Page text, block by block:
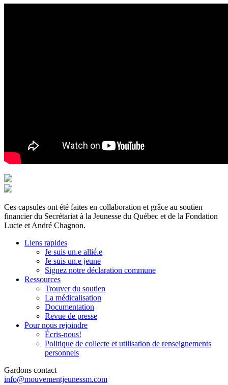
Ces capsules ont été faites en collaboration et grâce au soutien
financier du Secrétariat à la Jeunesse du Québec et de la Fondation
Lucie et André Chagnon.
Liens rapides
Je suis un.e allié.e
Je suis un.e jeune
Signez notre déclaration commune
Ressources
Trouver du soutien
La médicalisation
Documentation
Revue de presse
Pour nous rejoindre
Écris-nous!
Politique de collecte et utilisation de renseignements
personnels
Gardons contact
info@mouvementjeunessm.com